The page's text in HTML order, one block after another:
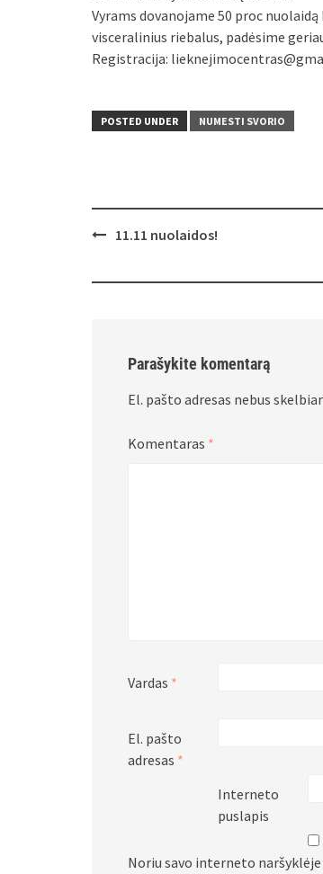
Vyrams dovanojame 50 proc
visceralinius riebalus, padėsime
Registracija:
POSTED UNDER NUMESTI SVORIO
Post11.11 nuolaidos!
Parašykite komentarą
El. pašto adresas nebus
Komentaras *
Vardas *
El. pašto
adresas *
Interneto
puslapis
Noriu savo interneto